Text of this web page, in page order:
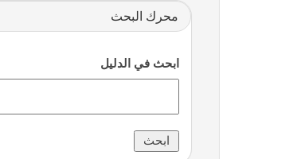
محرك البحث
ابحث في الدليل